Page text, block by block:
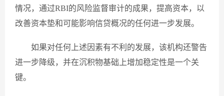
情况，通过RBI的风险监督审计的成果，提高资本，以
改善资本垫和可能影响信贷概况的任何进一步发展。
如果对任何上述因素有不利的发展，该机构还警告
进一步降级，并在沉积物基础上增加稳定性是一个关
键。